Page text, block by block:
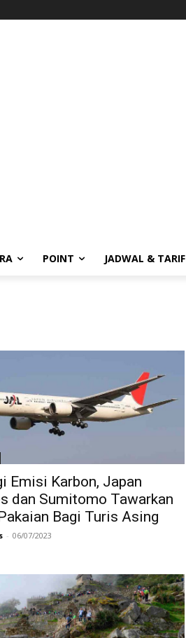
POINT JADWAL & TARIF
Emisi Karbon, Japan
dan Sumitomo Tawarkan
Bagi Turis Asing
- 06/07/2023